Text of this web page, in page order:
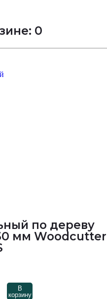
0
по дереву
мм Woodcutter
В
корзину